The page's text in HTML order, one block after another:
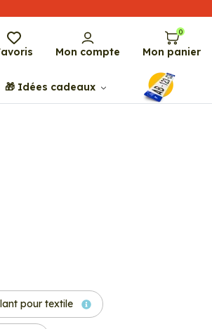
Mon compte
0
Mon panier
🎁​ Idées cadeaux
pour textile